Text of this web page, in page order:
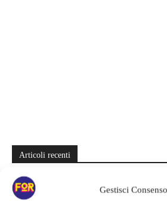
Gestisci Consenso
Articoli recenti
La paura dell’altezza torna al cinema | Il
scenario: una nuova sfida senza via di fuga